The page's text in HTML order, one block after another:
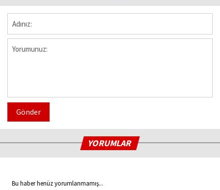
Gönder
YORUMLAR
Bu haber henüz yorumlanmamış...